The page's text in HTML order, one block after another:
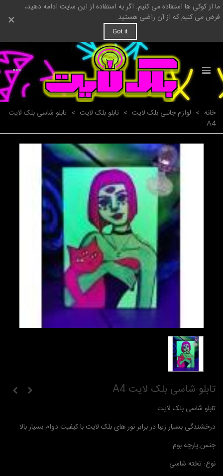
ما از کوکی ها استفاده می کنیم. اگر به استفاده از این سایت ادامه دهید،
فرض می کنیم که از آن راضی هستید.
Got it
×
خانه > لوازم جانبی بلک لایت > تابلو بلک لایت > تابلو شاسی بلک لایت
A4
تابلو شاسی بلک لایت A4
تابلو شاسی بلک لایت
درخشندگی بسیار زیبا در برابر نور های بلک لایت با کیفیت دوام بسیار بالا.
جنس:پارچه بوم
نوع: تخته شاسی